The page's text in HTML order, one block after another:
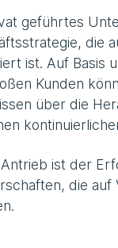
geführtes
die
ist. Auf Basis
Kunden
über die
ist der
die auf